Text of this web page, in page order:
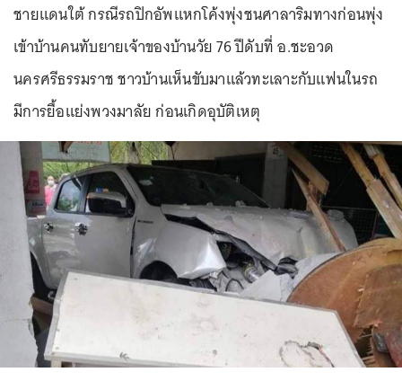
ชายแดนใต้ กรณีรถปิกอัพแหกโค้งพุ่งชนศาลาริมทางก่อนพุ่ง
เข้าบ้านคนทับยายเจ้าของบ้านวัย 76 ปีดับที่ อ.ชะอวด
นครศรีธรรมราช ชาวบ้านเห็นขับมาแล้วทะเลาะกับแฟนในรถ
มีการยื้อแย่งพวงมาลัย ก่อนเกิดอุบัติเหตุ